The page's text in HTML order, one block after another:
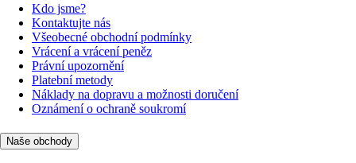
Kdo jsme?
Kontaktujte nás
Všeobecné obchodní podmínky
Vrácení a vrácení peněz
Právní upozornění
Platební metody
Náklady na dopravu a možnosti doručení
Oznámení o ochraně soukromí
Naše obchody